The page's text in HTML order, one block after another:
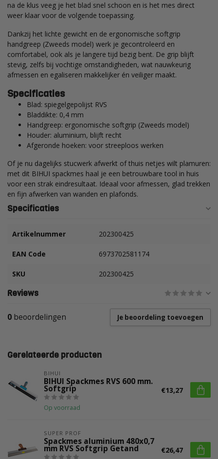
na de klus veeg je het blad snel schoon en is het mes direct
weer klaar voor de volgende toepassing.
Dankzij het lichte gewicht en de ergonomische softgrip
handgreep (Zweeds model) werk je gecontroleerd en
comfortabel, ook als je langere tijd bezig bent. De grip blijft
stevig, zelfs bij vochtige omstandigheden, wat nauwkeurig
afmessen en egaliseren makkelijker én veiliger maakt.
Specificaties
Blad: spiegelgepolijst RVS
Bladdikte: 0,4 mm
Handgreep: ergonomische softgrip (Zweeds model)
Houder: aluminium, blijft recht
Afgeronde hoeken: voor streeploos werken
Of je nu dagelijks stucwerk afwerkt of thuis netjes wilt plamuren:
met dit BIHUI spackmes haal je een betrouwbare tool in huis
voor een strak eindresultaat. Ideaal voor afmessen, glad trekken
en fijn afwerken van wanden en plafonds.
Specificaties
Artikelnummer 202300425
EAN Code 6973702581174
SKU 202300425
Reviews
0 beoordelingen Je beoordeling toevoegen
Gerelateerde producten
BIHUI
BIHUI Spackmes RVS 600 mm.
Softgrip
Op voorraad
€13,27
SUPER PROF
Spackmes aluminium 480x0,7
mm RVS Softgrip Getand €26,47